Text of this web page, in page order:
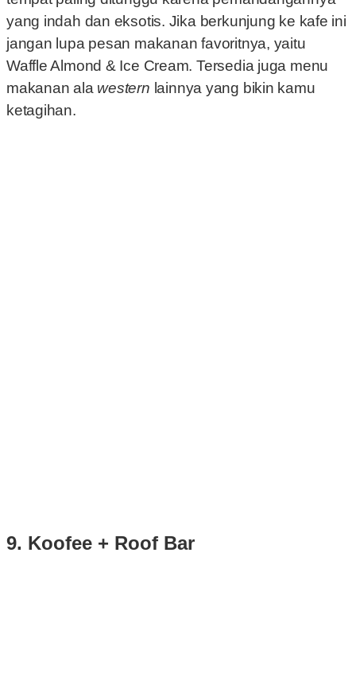
yang indah dan eksotis. Jika berkunjung ke kafe ini
jangan lupa pesan makanan favoritnya, yaitu
Waffle Almond & Ice Cream. Tersedia juga menu
makanan ala western lainnya yang bikin kamu
ketagihan.
9. Koofee + Roof Bar